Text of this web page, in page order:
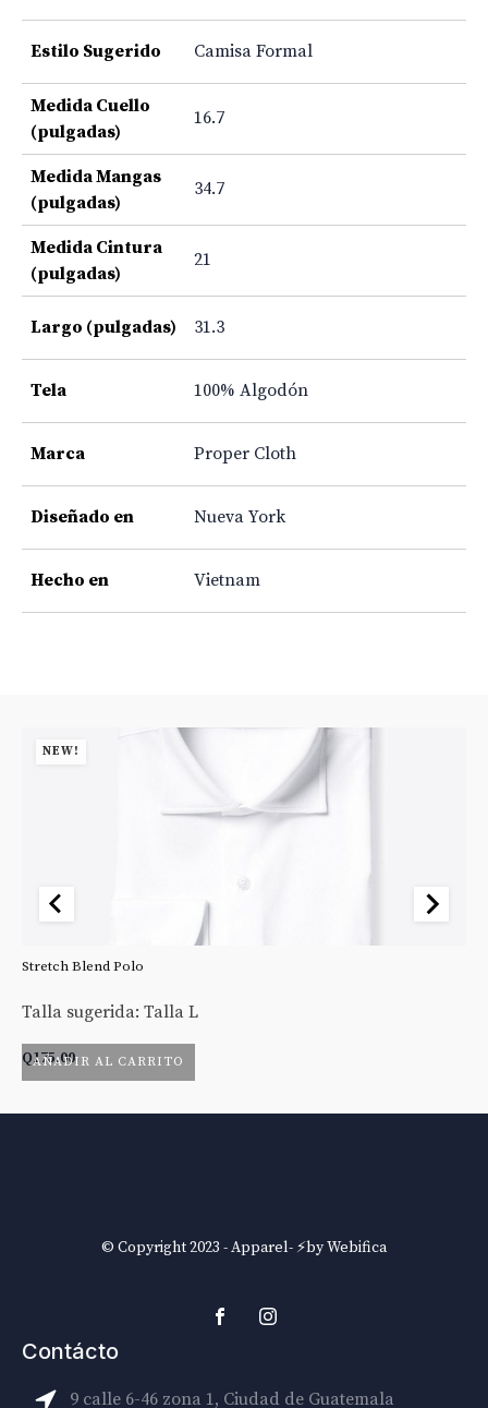
Estilo Sugerido Camisa Formal
Medida Cuello
(pulgadas)
16.7
Medida Mangas
(pulgadas)
34.7
Medida Cintura
(pulgadas)
21
Largo (pulgadas) 31.3
Tela 100% Algodón
Marca Proper Cloth
Diseñado en Nueva York
Hecho en Vietnam
NEW!
AÑADIR AL CARRITO
Stretch Blend Polo
Talla sugerida: Talla L
Q175.00
© Copyright 2023 - Apparel- ⚡by Webifica
Contácto
9 calle 6-46 zona 1, Ciudad de Guatemala